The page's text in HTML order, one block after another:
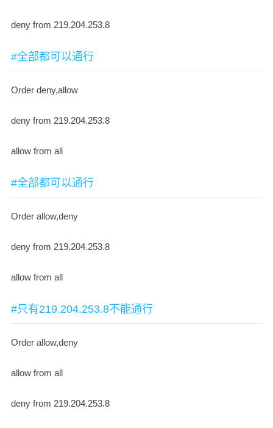
deny from 219.204.253.8
#全部都可以通行
Order deny,allow
deny from 219.204.253.8
allow from all
#全部都可以通行
Order allow,deny
deny from 219.204.253.8
allow from all
#只有219.204.253.8不能通行
Order allow,deny
allow from all
deny from 219.204.253.8